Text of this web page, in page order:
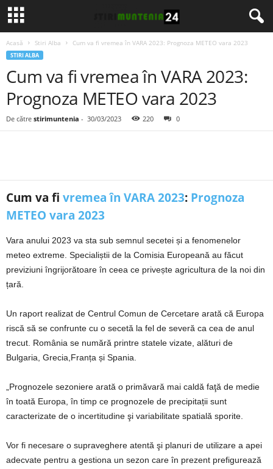
Acasă Stiri Alba Cum va fi vremea în VARA 2023: Prognoza METEO vara 2023
STIRI ALBA
Cum va fi vremea în VARA 2023:
Prognoza METEO vara 2023
De către stirimuntenia - 30/03/2023 220 0
Cum va fi vremea în VARA 2023: Prognoza
METEO vara 2023
Vara anului 2023 va sta sub semnul secetei și a fenomenelor
meteo extreme. Specialiștii de la Comisia Europeană au făcut
previziuni îngrijorătoare în ceea ce privește agricultura de la noi din
țară.
Un raport realizat de Centrul Comun de Cercetare arată că Europa
riscă să se confrunte cu o secetă la fel de severă ca cea de anul
trecut. România se numără printre statele vizate, alături de
Bulgaria, Grecia,Franța și Spania.
„Prognozele sezoniere arată o primăvară mai caldă faţă de medie
în toată Europa, în timp ce prognozele de precipitații sunt
caracterizate de o incertitudine şi variabilitate spatială sporite.
Vor fi necesare o supraveghere atentă şi planuri de utilizare a apei
adecvate pentru a gestiona un sezon care în prezent prefigurează